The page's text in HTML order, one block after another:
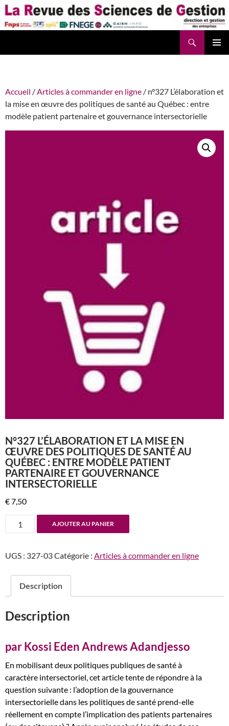
Aller
au
contenu
Accueil /Articles à commander en ligne / n°327 L’élaboration et
la mise en œuvre des politiques de santé au Québec : entre
modèle patient partenaire et gouvernance intersectorielle
N°327 L’ÉLABORATION ET LA MISE EN
ŒUVRE DES POLITIQUES DE SANTÉ AU
QUÉBEC : ENTRE MODÈLE PATIENT
PARTENAIRE ET GOUVERNANCE
INTERSECTORIELLE
€7,50
quantité
de
L’élaboration
mise
œuvre
politiques
de
santé
au
Québec
:
entre
AJOUTER AU PANIER
UGS : 327-03Catégorie : Articles à commander en ligne
Description
Description
par Kossi Eden Andrews Adandjesso
En mobilisant deux politiques publiques de santé à
caractère intersectoriel, cet article tente de répondre à la
question suivante : l’adoption de la gouvernance
intersectorielle dans les politiques de santé prend-elle
réellement en compte l’implication des patients partenaires